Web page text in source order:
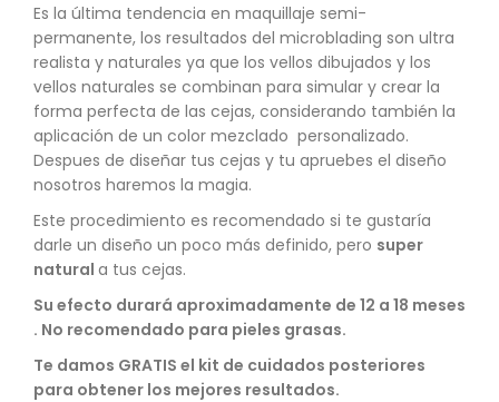
Es la última tendencia en maquillaje semi-
permanente, los resultados del microblading son ultra
realista y naturales ya que los vellos dibujados y los
vellos naturales se combinan para simular y crear la
forma perfecta de las cejas, considerando también la
aplicación de un color mezclado personalizado.
Despues de diseñar tus cejas y tu apruebes el diseño
nosotros haremos la magia.
Este procedimiento es recomendado si te gustaría
darle un diseño un poco más definido, pero super
natural a tus cejas.
Su efecto durará aproximadamente de 12 a 18 meses
. No recomendado para pieles grasas.
Te damos GRATIS el kit de cuidados posteriores
para obtener los mejores resultados.